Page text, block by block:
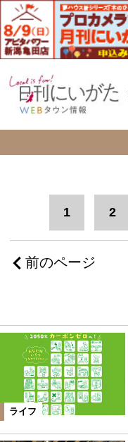
前のページ
1 2
ライフ